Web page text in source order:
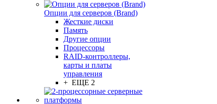
Опции для серверов (Brand)
Жесткие диски
Память
Другие опции
Процессоры
RAID-контроллеры,
карты и платы
управления
+ ЕЩЕ 2